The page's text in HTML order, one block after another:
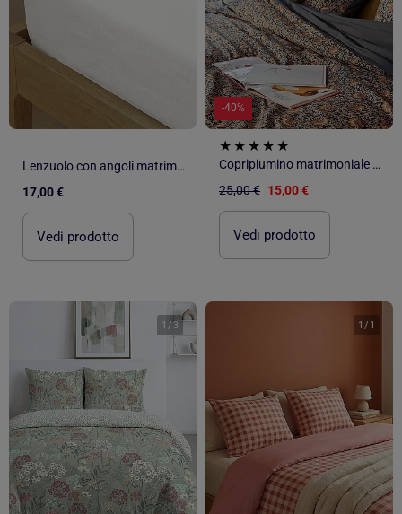
Lenzuolo con angoli matrimoniale 180 x 200 cm in cotone - Kiabi Home
17,00 €
Vedi prodotto
-40%
Copripiumino matrimoniale 240 x 220cm in cotone - Kiabi Home
25,00 € 15,00 €
Vedi prodotto
1 /3 1 / 1